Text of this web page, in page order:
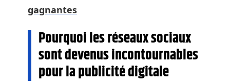
gagnantes
Pourquoi les réseaux sociaux
sont devenus incontournables
pour la publicité digitale